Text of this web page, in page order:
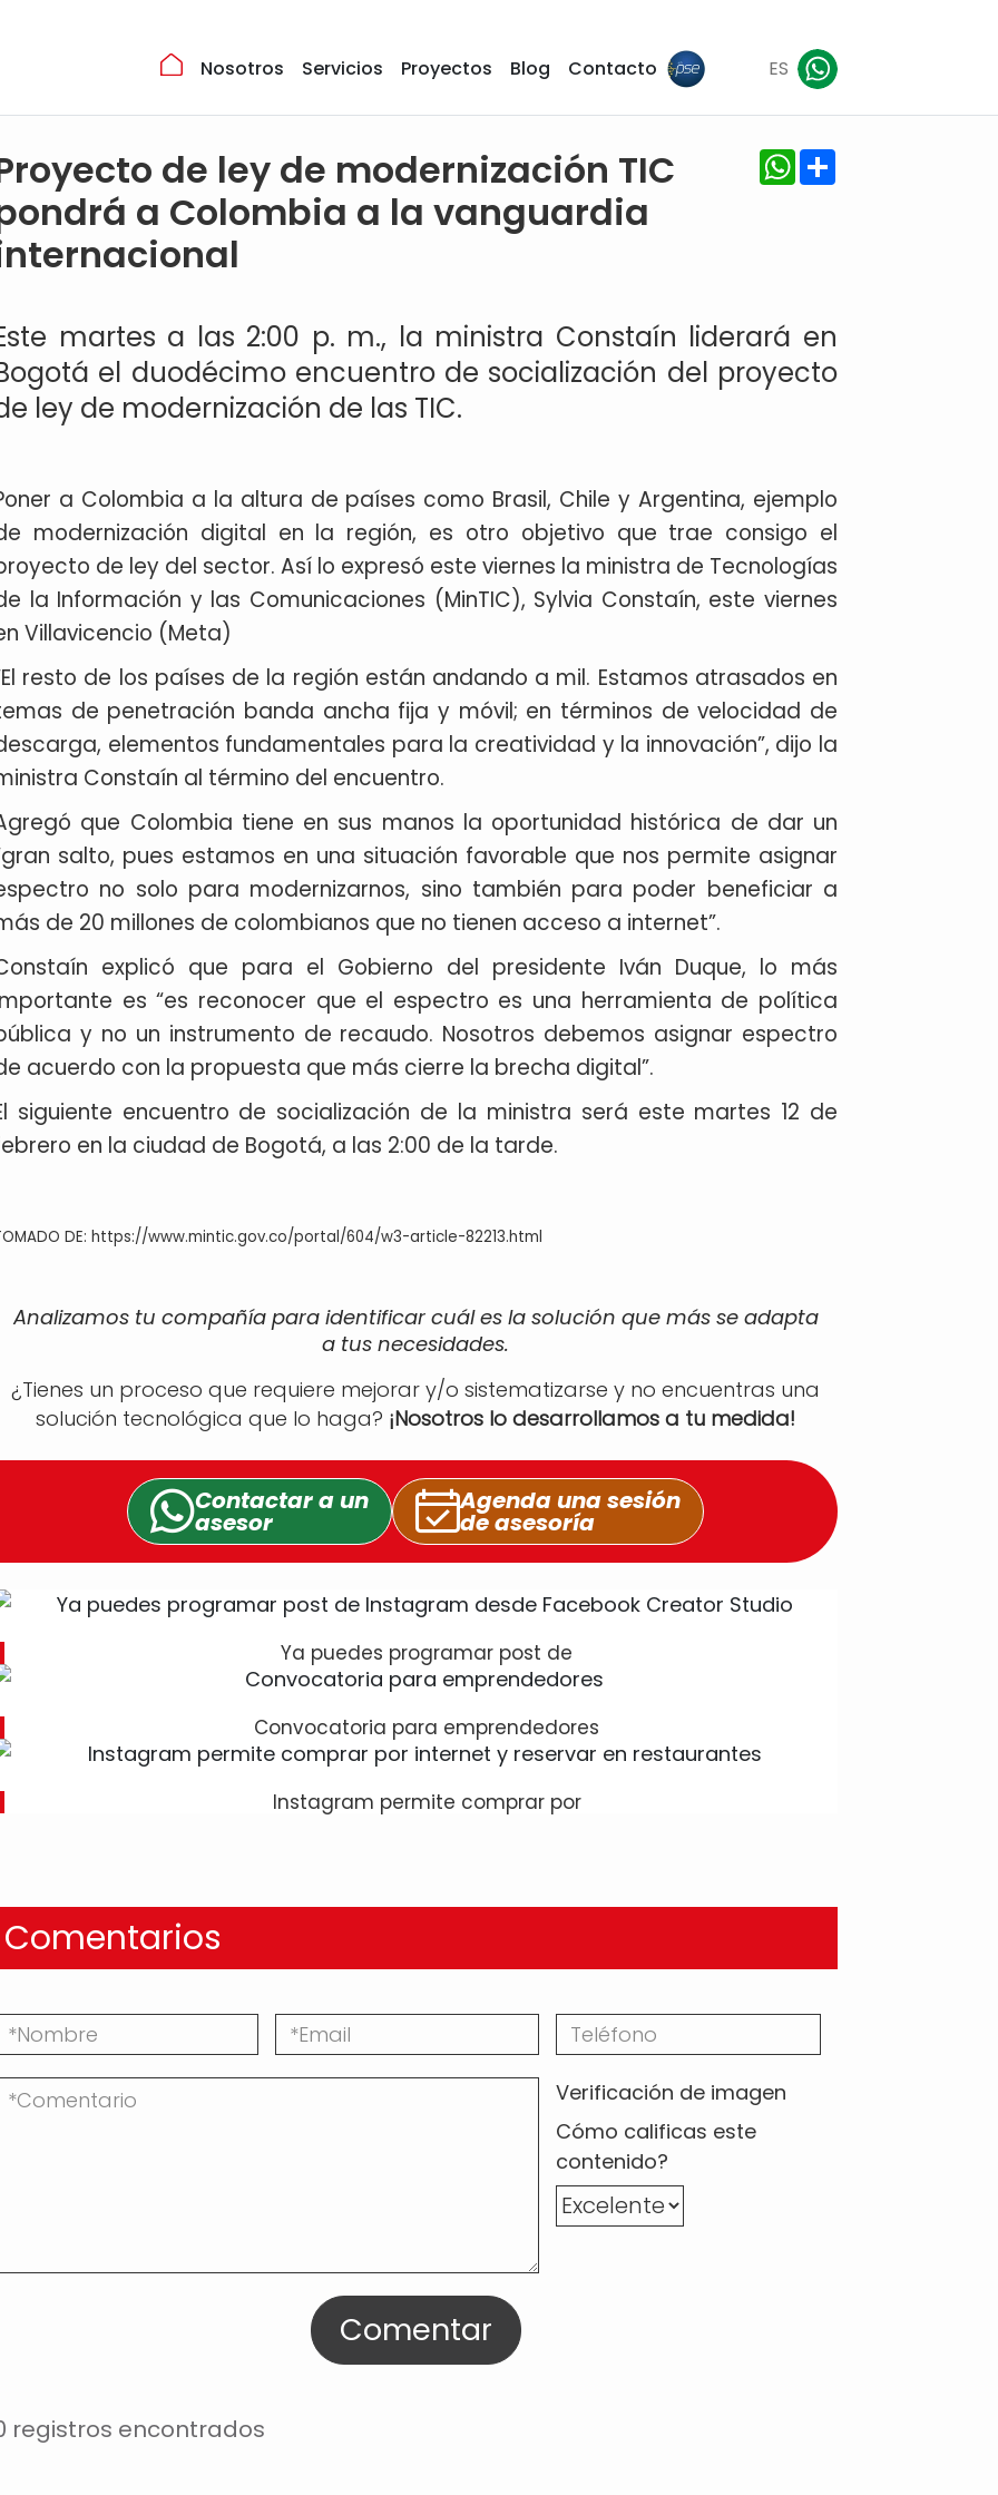
Nosotros Servicios Proyectos Blog Contacto ES
de ley de modernización TIC
a Colombia a la vanguardia
WhatsApp
martes a las 2:00 p. m., la ministra Constaín liderará en
el duodécimo encuentro de socialización del proyecto
ley de modernización de las TIC.
a Colombia a la altura de países como Brasil, Chile y Argentina, ejemplo
modernización digital en la región, es otro objetivo que trae consigo el
de ley del sector. Así lo expresó este viernes la ministra de Tecnologías
la Información y las Comunicaciones (MinTIC), Sylvia Constaín, este viernes
Villavicencio (Meta)
resto de los países de la región están andando a mil. Estamos atrasados en
de penetración banda ancha fija y móvil; en términos de velocidad de
elementos fundamentales para la creatividad y la innovación”, dijo la
Constaín al término del encuentro.
que Colombia tiene en sus manos la oportunidad histórica de dar un
salto, pues estamos en una situación favorable que nos permite asignar
no solo para modernizarnos, sino también para poder beneficiar a
de 20 millones de colombianos que no tienen acceso a internet”.
explicó que para el Gobierno del presidente Iván Duque, lo más
es “es reconocer que el espectro es una herramienta de política
y no un instrumento de recaudo. Nosotros debemos asignar espectro
acuerdo con la propuesta que más cierre la brecha digital”.
siguiente encuentro de socialización de la ministra será este martes 12 de
en la ciudad de Bogotá, a las 2:00 de la tarde.
DE: https://www.mintic.gov.co/portal/604/w3-article-82213.html
Analizamos tu compañía para identificar cuál es la solución que más se adapta
a tus necesidades.
¿Tienes un proceso que requiere mejorar y/o sistematizarse y no encuentras una
solución tecnológica que lo haga? ¡Nosotros lo desarrollamos a tu medida!
Contactar a un
asesor
Agenda una sesión
de asesoría
Ya puedes programar post de
Convocatoria para emprendedores
Instagram permite comprar por
Comentarios
Verificación de imagen
Cómo calificas este
contenido?
Comentar
registros encontrados